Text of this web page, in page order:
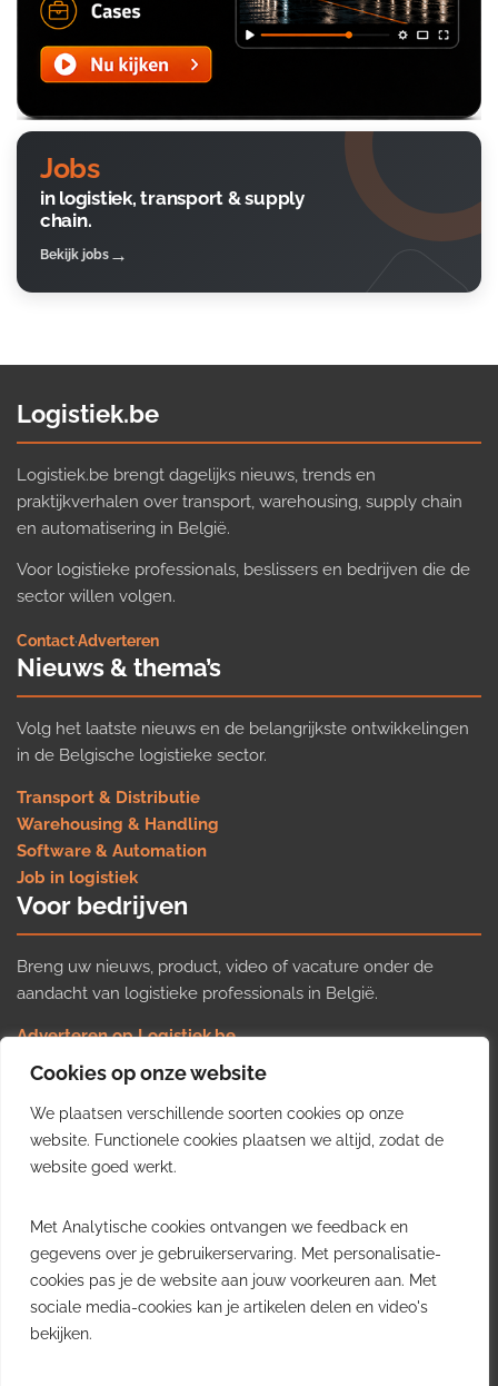
Cookies op onze website
We plaatsen verschillende soorten cookies op onze
website. Functionele cookies plaatsen we altijd, zodat de
website goed werkt.
Met Analytische cookies ontvangen we feedback en
gegevens over je gebruikerservaring. Met personalisatie-
cookies pas je de website aan jouw voorkeuren aan. Met
sociale media-cookies kan je artikelen delen en video's
bekijken.
Jobs
in logistiek, transport & supply
chain.
Bekijk jobs
Logistiek.be
Logistiek.be brengt dagelijks nieuws, trends en
praktijkverhalen over transport, warehousing, supply chain
en automatisering in België.
Voor logistieke professionals, beslissers en bedrijven die de
sector willen volgen.
Contact·Adverteren
Nieuws & thema’s
Volg het laatste nieuws en de belangrijkste ontwikkelingen
in de Belgische logistieke sector.
Transport & Distributie
Warehousing & Handling
Software & Automation
Job in logistiek
Voor bedrijven
Breng uw nieuws, product, video of vacature onder de
aandacht van logistieke professionals in België.
Adverteren op Logistiek.be
Nieuws insturen
Uw video op Logistiek.TV
Job plaatsen
Gratis wekelijkse update
inzichten uit de Belgische logistieke sector in uw inbox.
Ontvang je gratis
wekelijkse update